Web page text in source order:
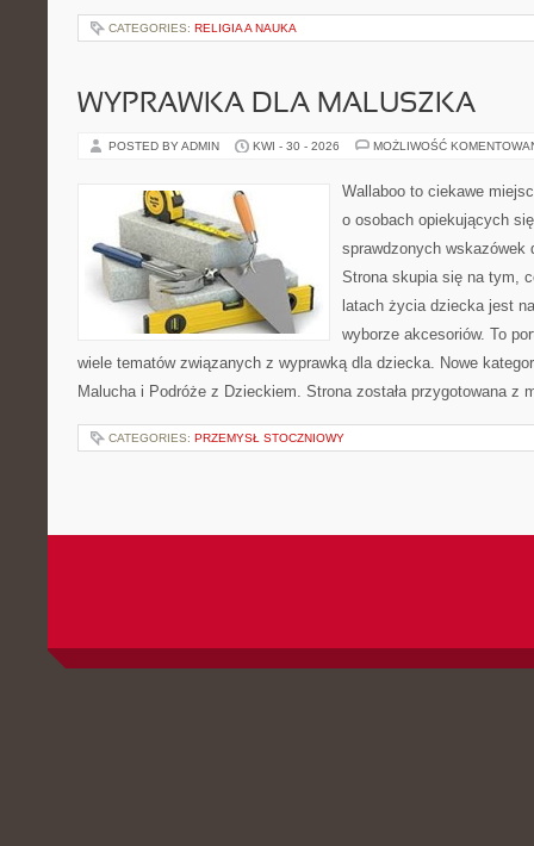
CATEGORIES: RELIGIA A NAUKA
WYPRAWKA DLA MALUSZKA
POSTED BY ADMIN KWI - 30 - 2026 MOŻLIWOŚĆ
Wallaboo to ciekawe
o osobach opiekujących
sprawdzonych wskazówek
Strona skupia się na tym,
latach życia dziecka jest
wyborze akcesoriów. To
wiele tematów związanych z wyprawką dla dziecka. Nowe
Malucha i Podróże z Dzieckiem. Strona została przygotowana z
CATEGORIES: PRZEMYSŁ STOCZNIOWY